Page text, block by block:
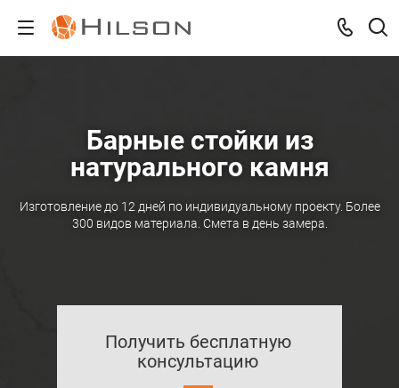
Барные стойки из
натурального камня
Изготовление до 12 дней по индивидуальному проекту. Более
300 видов материала. Смета в день замера.
Получить бесплатную
консультацию